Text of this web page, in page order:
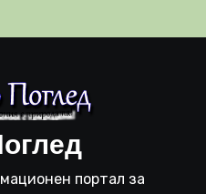
портал за